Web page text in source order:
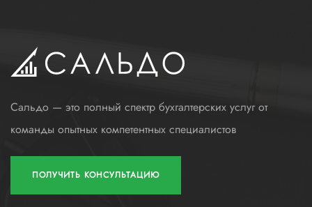
Сальдо — это полный спектр бухгалтерских услуг от
команды опытных компетентных специалистов
ПОЛУЧИТЬ КОНСУЛЬТАЦИЮ